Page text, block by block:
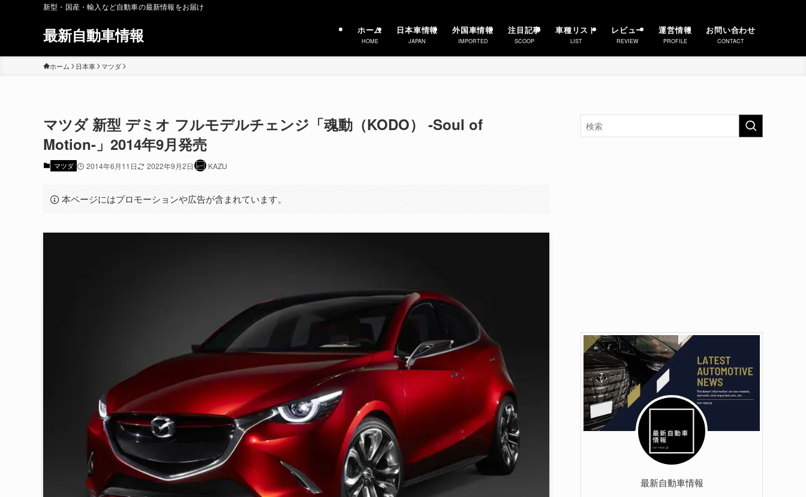
新型・国産・輸入など自動車の最新情報をお届け
最新自動車情報 ホーム
HOME
日本車情報
JAPAN
外国車情報
IMPORTED
注目記事
SCOOP
車種リスト
LIST
レビュー
REVIEW
運営情報
PROFILE
お問い合わせ
CONTACT
ホーム 日本車 マツダ
マツダ 新型 デミオ フルモデルチェンジ「魂動（KODO） -Soul of
Motion-」2014年9月発売
マツダ 2014年6月11日 2022年9月2日 KAZU
本ページにはプロモーションや広告が含まれています。
最新自動車情報